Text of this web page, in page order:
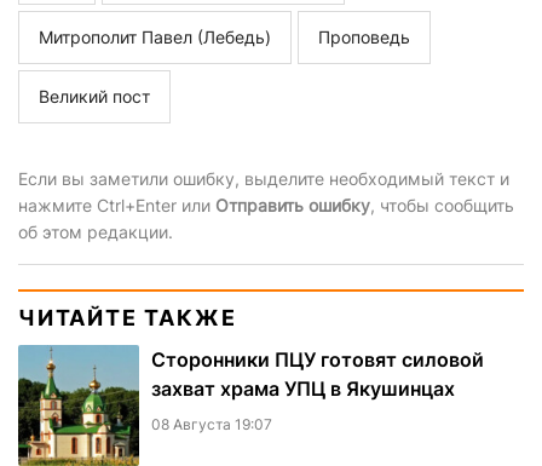
Митрополит Павел (Лебедь) Проповедь
Великий пост
Если вы заметили ошибку, выделите необходимый текст и
нажмите Ctrl+Enter или Отправить ошибку, чтобы сообщить
об этом редакции.
ЧИТАЙТЕ ТАКЖЕ
Сторонники ПЦУ готовят силовой
захват храма УПЦ в Якушинцах
08 Августа 19:07